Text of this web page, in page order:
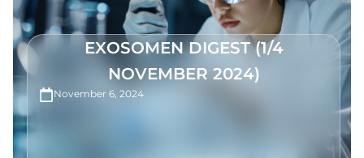
EXOSOMEN DIGEST (1/4
NOVEMBER 2024)
November 6, 2024